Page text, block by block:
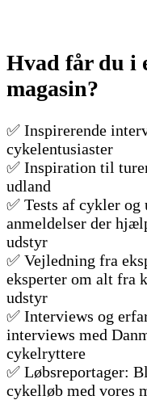
Hvad får du i
magasin?
✅ Inspirerende
cykelentusiaster
✅ Inspiration til
udland
✅ Tests af cykler og
anmeldelser der
udstyr
✅ Vejledning fra
eksperter om alt fra
udstyr
✅ Interviews og
interviews med
cykelryttere
✅ Løbsreportager:
cykelløb med vores